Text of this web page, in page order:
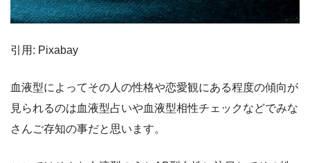
引用: Pixabay
血液型によってその人の性格や恋愛観にある程度の傾向が
見られるのは血液型占いや血液型相性チェックなどでみな
さんご存知の事だと思います。